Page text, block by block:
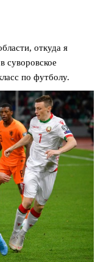
откуда я
суворовское
по футболу.